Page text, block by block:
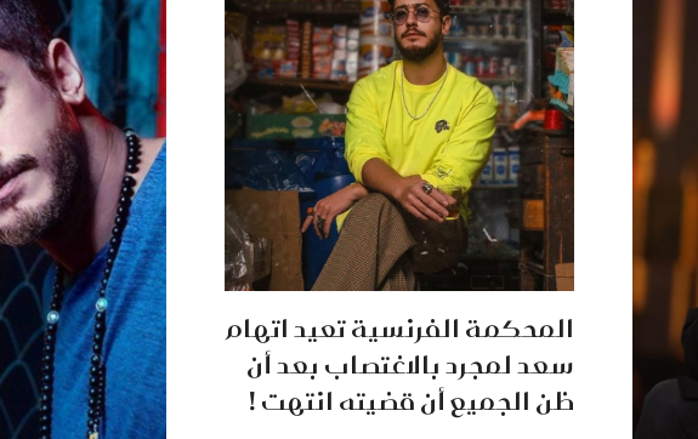
المحكمة الفرنسية تعيد اتهام
سعد لمجرد بالاغتصاب بعد أن
ظن الجميع أن قضيته انتهت !